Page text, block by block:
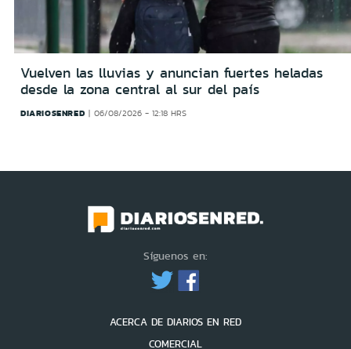
Vuelven las lluvias y anuncian fuertes heladas
desde la zona central al sur del país
DIARIOSENRED 06/08/2026 - 12:18 HRS
Síguenos en:
ACERCA DE DIARIOS EN RED
COMERCIAL